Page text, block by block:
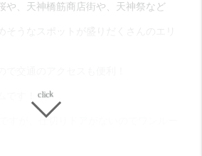
や、天神橋筋商店街や、天神祭など
すが、仕切りドアがないのでワンルー